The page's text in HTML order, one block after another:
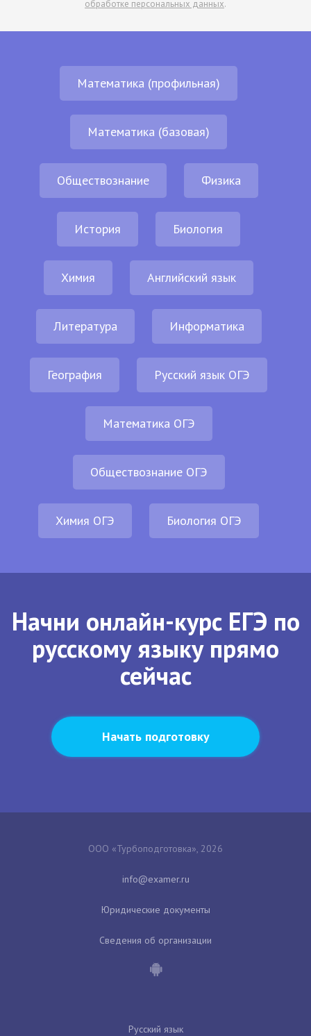
обработке персональных данных.
Математика (профильная)
Математика (базовая)
Обществознание Физика
История Биология
Химия Английский язык
Литература Информатика
География Русский язык ОГЭ
Математика ОГЭ
Обществознание ОГЭ
Химия ОГЭ Биология ОГЭ
Начни онлайн-курс ЕГЭ по
русскому языку прямо
сейчас
Начать подготовку
ООО «Турбоподготовка», 2026
Юридические документы
Сведения об организации
Русский язык